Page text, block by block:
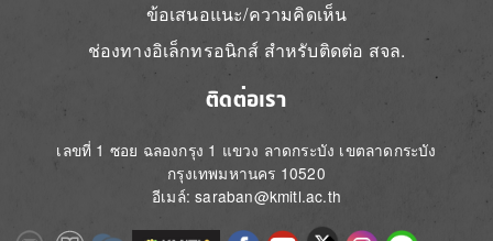
ข้อเสนอแนะ/ความคิดเห็น
ช่องทางอิเล็กทรอนิกส์ สำหรับติดต่อ สจล.
ติดต่อเรา
เลขที่ 1 ซอย ฉลองกรุง 1 แขวง ลาดกระบัง เขตลาดกระบัง
กรุงเทพมหานคร 10520
อีเมล์: saraban@kmitl.ac.th
Image